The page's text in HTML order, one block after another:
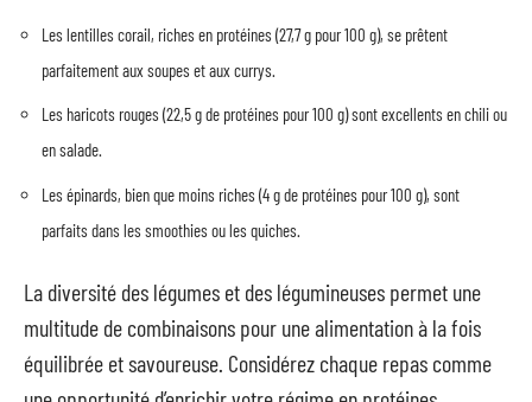
Les lentilles corail, riches en protéines (27,7 g pour 100 g), se prêtent
parfaitement aux soupes et aux currys.
Les haricots rouges (22,5 g de protéines pour 100 g) sont excellents en chili ou
en salade.
Les épinards, bien que moins riches (4 g de protéines pour 100 g), sont
parfaits dans les smoothies ou les quiches.
La diversité des légumes et des légumineuses permet une
multitude de combinaisons pour une alimentation à la fois
équilibrée et savoureuse. Considérez chaque repas comme